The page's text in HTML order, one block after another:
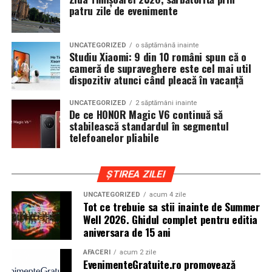
muzica se intalnesc firesc.
In luna august, Domeniul Stirbey Voda devine din nou
locul in care soundtrack-ul verii se asculta, dar mai ales
se traieste.
Programul complet si detaliile logistice sunt disponibile
pe site-ul oficialwww.summerwell.ro si pe pagina de
Instagram a festivalului @summerwellfest.
Summer Well 2026
este un festival Orange, sustinut de
o serie de parteneri care dau forma si vibe universului
festivalului: glo™, ING, Peroni Nastro Azzurro, Ursus,
Bacardi, Martini, Hendrick’s Gin, Jack Daniel’s, Mega
Image, Pepsi, Fashion Days, alpro, Transalpina, vitamin
aqua, Lay’s, e-on, FABIZ, Bucharest Business School,
biciclop, syoss, Persil, Sensodyne, InterContinental
Athénée Palace, alka, Secom.
patru zile de evenimente
UNCATEGORIZED o săptămână inainte
Studiu Xiaomi: 9 din 10 români spun că o
cameră de supraveghere este cel mai util
dispozitiv atunci când pleacă în vacanță
UNCATEGORIZED 2 săptămâni inainte
De ce HONOR Magic V6 continuă să
stabilească standardul în segmentul
telefoanelor pliabile
ȘTIREA ZILEI
UNCATEGORIZED acum 4 zile
Tot ce trebuie sa stii inainte de Summer
Well 2026. Ghidul complet pentru editia
aniversara de 15 ani
AFACERI acum 2 zile
EvenimenteGratuite.ro promovează